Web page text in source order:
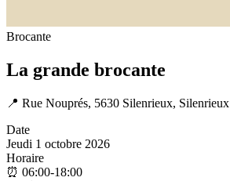
Brocante
La grande brocante
📍 Rue Nouprés, 5630 Silenrieux, Silenrieux
Date
Jeudi 1 octobre 2026
Horaire
⏰ 06:00-18:00